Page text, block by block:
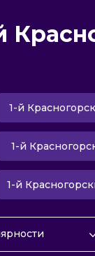
1-й
1-й
1-й